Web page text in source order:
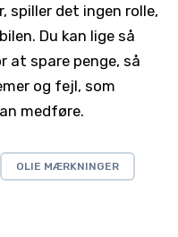
spiller det ingen rolle,
Du kan lige så
at spare penge, så
og fejl, som
medføre.
OLIE MÆRKNINGER